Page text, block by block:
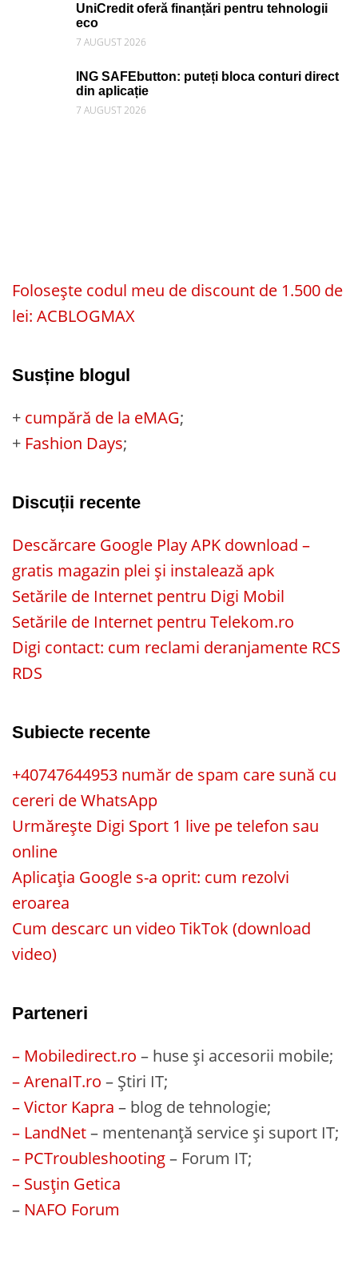
UniCredit oferă finanțări pentru tehnologii
eco
7 AUGUST 2026
ING SAFEbutton: puteți bloca conturi direct
din aplicație
7 AUGUST 2026
Folosește codul meu de discount de 1.500 de
lei: ACBLOGMAX
Susține blogul
+ cumpără de la eMAG;
+ Fashion Days;
Discuții recente
Descărcare Google Play APK download –
gratis magazin plei și instalează apk
Setările de Internet pentru Digi Mobil
Setările de Internet pentru Telekom.ro
Digi contact: cum reclami deranjamente RCS
RDS
Subiecte recente
+40747644953 număr de spam care sună cu
cereri de WhatsApp
Urmărește Digi Sport 1 live pe telefon sau
online
Aplicația Google s-a oprit: cum rezolvi
eroarea
Cum descarc un video TikTok (download
video)
Parteneri
– Mobiledirect.ro – huse și accesorii mobile;
– ArenaIT.ro – Știri IT;
– Victor Kapra – blog de tehnologie;
– LandNet– mentenanță service și suport IT;
– PCTroubleshooting– Forum IT;
– Susțin Getica
– NAFO Forum